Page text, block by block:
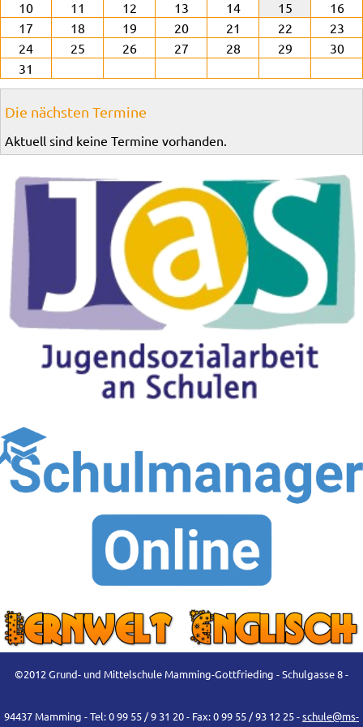
10
11 12 13 14 15
16
17
18 19 20 21 22
23
24
25 26 27 28 29
30
31
Die nächsten Termine
Aktuell sind keine Termine vorhanden.
©2012 Grund- und Mittelschule Mamming-Gottfrieding - Schulgasse 8 -
94437 Mamming - Tel: 0 99 55 / 9 31 20 - Fax: 0 99 55 / 93 12 25 -schule@ms-